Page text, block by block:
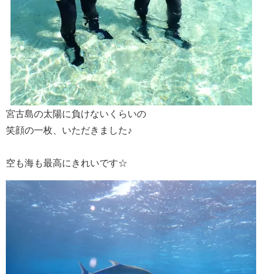
宮古島の太陽に負けないくらいの
笑顔の一枚、いただきました♪
空も海も最高にきれいです☆